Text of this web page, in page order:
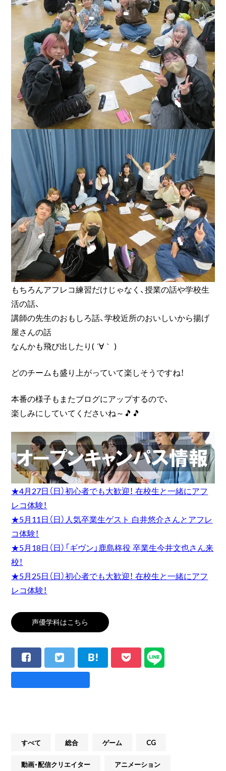
もちろんアフレコ練習だけじゃなく、授業の話や学校生
活の話、
講師の先生のおもしろ話、学校近所のおいしいから揚げ
屋さんの話
なんかも飛び出したり( ´∀｀ )
どのチームも盛り上がっていて楽しそうですね！
本番の様子もまたブログにアップするので、
楽しみにしていてくださいね～🎵🎵
★4月27日（日）初心者でも大歓迎！ 在校生と一緒にアフ
レコ体験！
★5月11日（日）人気卒業生ゲスト 白井悠介さんとアフレ
コ体験！
★5月18日（日）「ギヴン」鹿島柊役 卒業生今井文也さん来
校！
★5月25日（日）初心者でも大歓迎！ 在校生と一緒にアフ
レコ体験！
声優学科はこちら
すべて 総合 ゲーム CG
動画・配信クリエイター アニメーション